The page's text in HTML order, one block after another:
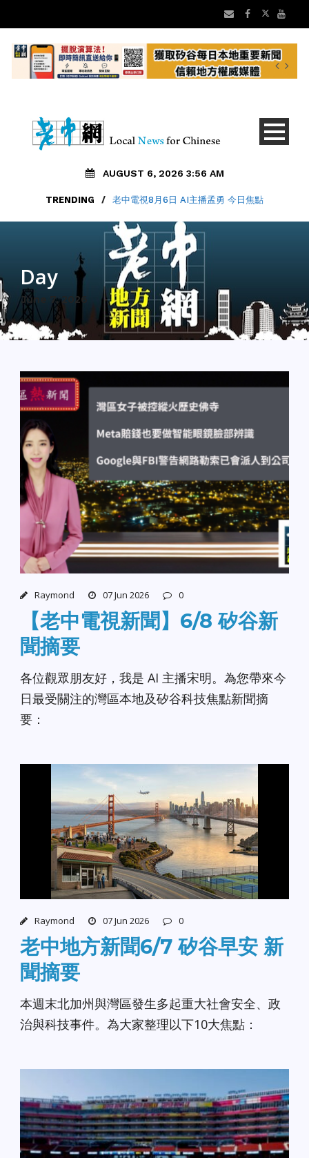
AUGUST 6, 2026 3:56 AM
TRENDING / 老中電視8月6日 AI主播孟勇 今日焦點
TRENDING 大華超市變身「亞洲鮮食生活」全美上線
Day
June 7, 2026
Raymond 07 Jun 2026 0
【老中電視新聞】6/8 矽谷新
聞摘要
各位觀眾朋友好，我是 AI 主播宋明。為您帶來今
日最受關注的灣區本地及矽谷科技焦點新聞摘
要：
Raymond 07 Jun 2026 0
老中地方新聞6/7 矽谷早安 新
聞摘要
本週末北加州與灣區發生多起重大社會安全、政
治與科技事件。為大家整理以下10大焦點：